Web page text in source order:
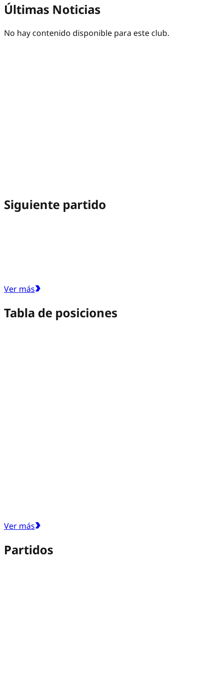
Últimas Noticias
No hay contenido disponible para este club.
Siguiente partido
Ver más
Tabla de posiciones
Ver más
Partidos